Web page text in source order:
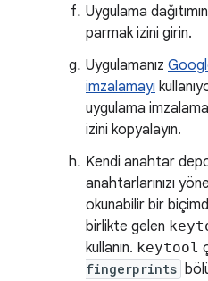
Uygulama
parmak izini girin.
Uygulamanız
imzalamayı
uygulama
izini kopyalayın.
Kendi anahtar
anahtarlarınızı
okunabilir bir
birlikte gelen
kullanın. keytool
fingerprints